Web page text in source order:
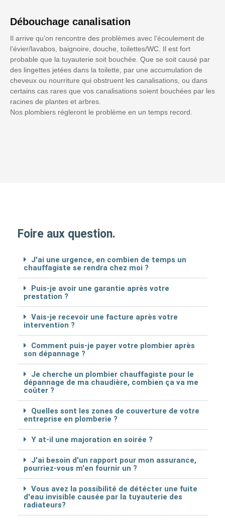
Débouchage canalisation
Il arrive qu'on rencontre des problèmes avec l’écoulement de
l’évier/lavabos, baignoire, douche, toilettes/WC. Il est fort
probable que la tuyauterie soit bouchée. Que se soit causé par
des lingettes jetées dans la toilette, par une accumulation de
cheveux ou nourriture qui obstruent les canalisations, ou dans
certains cas rares que vos canalisations soient bouchées par les
racines de plantes et arbres.
Nos plombiers régleront le problème en un temps record.
Foire aux question.
J'ai une urgence, en combien de temps un
chauffagiste se rendra chez moi ?
Puis-je avoir une garantie après votre
prestation ?
Vais-je recevoir une facture après votre
intervention ?
Comment puis-je payer votre plombier après
son dépannage ?
Je cherche un plombier chauffagiste pour le
dépannage de ma chaudière, combien ça va me
coûter ?
Quelles sont les zones de couverture de votre
entreprise en plomberie ?
Y at-il une majoration en soirée ?
J'ai besoin d'un rapport pour mon assurance,
pourriez-vous m'en fournir un ?
Vous avez la possibilité de détécter une fuite
d'eau invisible causée par la tuyauterie des
radiateurs?